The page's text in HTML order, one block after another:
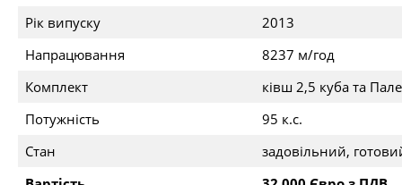
Рік випуску
2013
Напрацювання
8237 м/год
Комплект
ківш 2,5 куба та
Потужність
95 к.с.
Стан
задовільний,